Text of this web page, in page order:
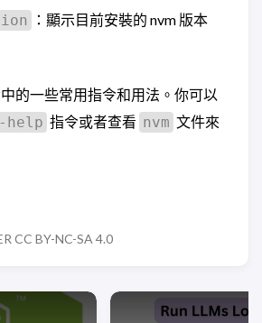
：顯示目前安裝的 nvm 版本
的一些常用指令和用法。你可以
help 指令或者查看 nvm 文件來
CC BY-NC-SA 4.0